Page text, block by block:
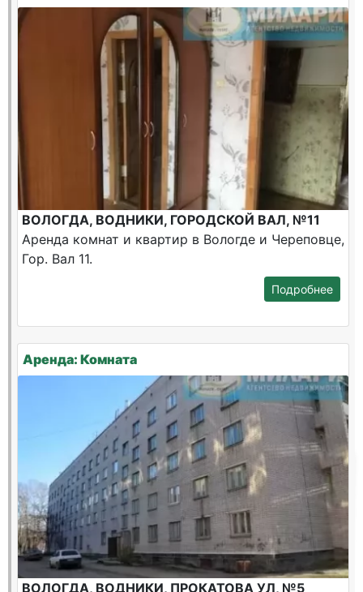
ВОЛОГДА, ВОДНИКИ, ГОРОДСКОЙ ВАЛ, №11
Аренда комнат и квартир в Вологде и Череповце,
Гор. Вал 11.
Подробнее
Аренда: Комната
ВОЛОГДА, ВОДНИКИ, ПРОКАТОВА УЛ, №5